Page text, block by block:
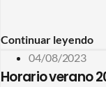
Continuar leyendo
04/08/2023
Horario verano